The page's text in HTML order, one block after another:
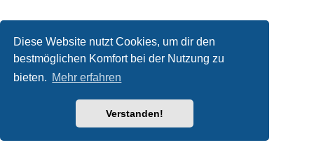
Diese Website nutzt Cookies, um dir den
bestmöglichen Komfort bei der Nutzung zu
bieten. Mehr erfahren
Verstanden!